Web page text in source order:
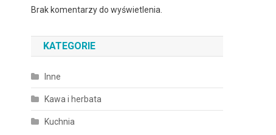
Brak komentarzy do wyświetlenia.
KATEGORIE
Inne
Kawa i herbata
Kuchnia